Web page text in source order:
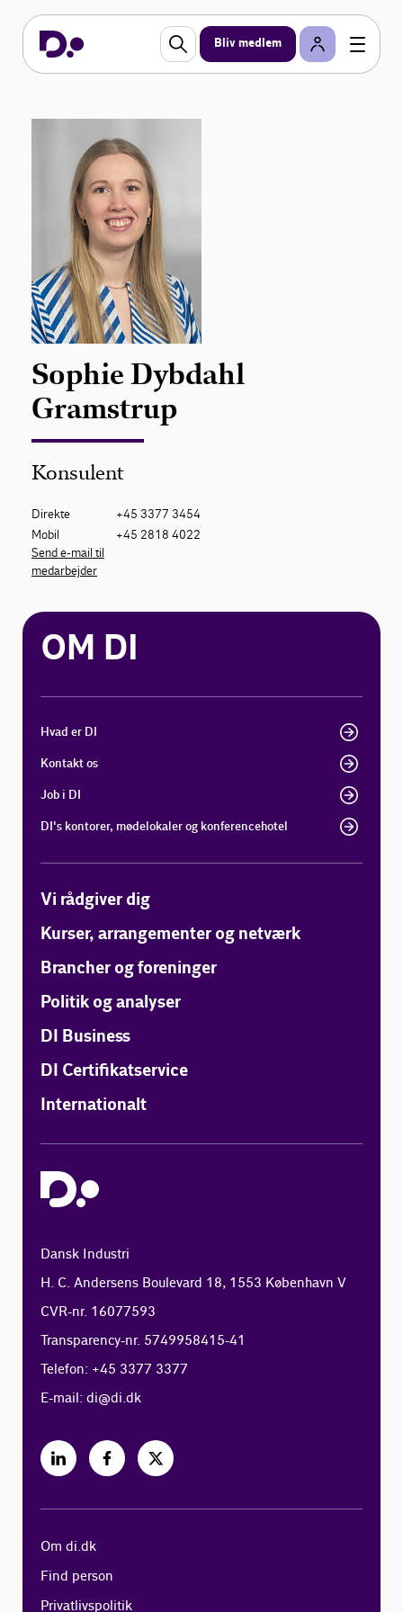
Bliv medlem
Sophie Dybdahl
Gramstrup
Konsulent
Direkte
+45 3377 3454
Mobil
+45 2818 4022
Send e-mail til
medarbejder
OM DI
Hvad er DI
Kontakt os
Job i DI
DI's kontorer, mødelokaler og konferencehotel
Vi rådgiver dig
Kurser, arrangementer og netværk
Brancher og foreninger
Politik og analyser
DI Business
DI Certifikatservice
Internationalt
Dansk Industri
H. C. Andersens Boulevard 18, 1553 København V
CVR-nr. 16077593
Transparency-nr. 5749958415-41
Telefon: +45 3377 3377
E-mail:di@di.dk
Om di.dk
Find person
Privatlivspolitik